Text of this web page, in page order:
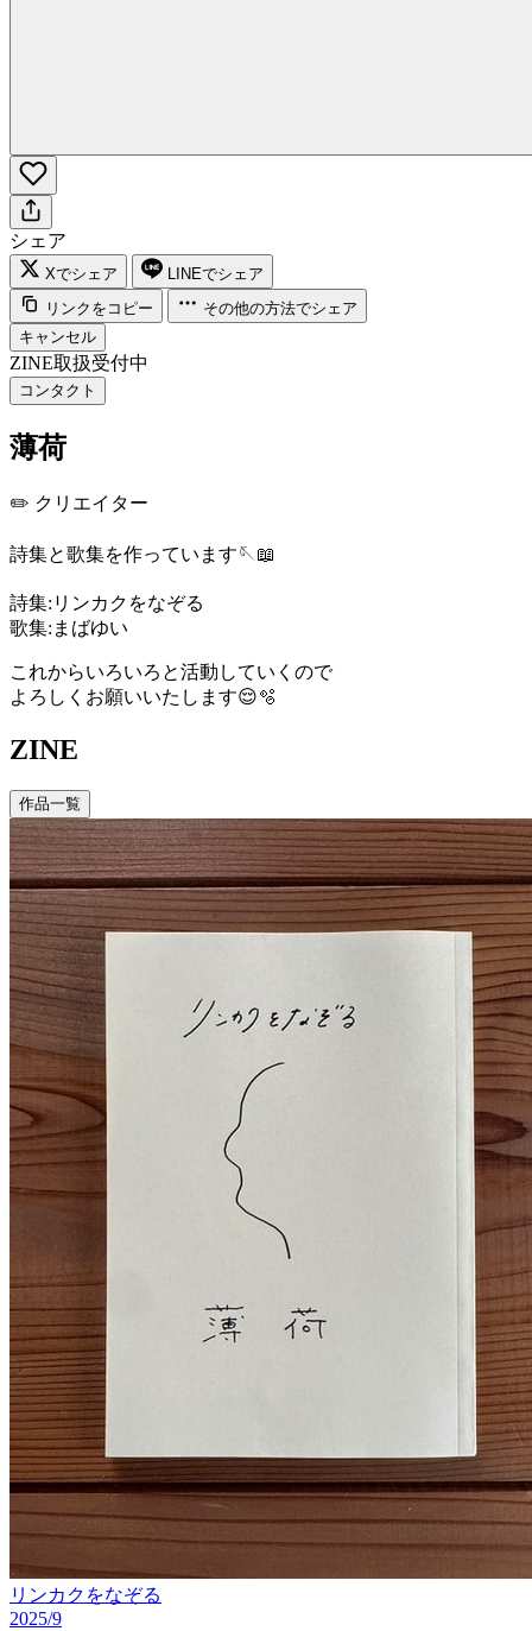
シェア
Xでシェア
LINEでシェア
リンクをコピー
その他の方法でシェア
キャンセル
ZINE取扱受付中
コンタクト
薄荷
✏️ クリエイター
詩集と歌集を作っています🪡📖
詩集:リンカクをなぞる
歌集:まばゆい
これからいろいろと活動していくので
よろしくお願いいたします😌🫧
ZINE
作品一覧
リンカクをなぞる
2025/9